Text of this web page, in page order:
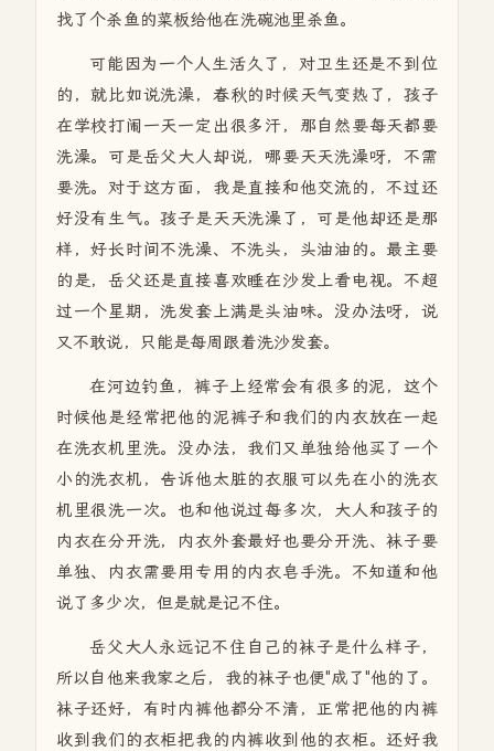
找了个杀鱼的菜板给他在洗碗池里杀鱼。
可能因为一个人生活久了，对卫生还是不到位
的，就比如说洗澡，春秋的时候天气变热了，孩子
在学校打闹一天一定出很多汗，那自然要每天都要
洗澡。可是岳父大人却说，哪要天天洗澡呀，不需
要洗。对于这方面，我是直接和他交流的，不过还
好没有生气。孩子是天天洗澡了，可是他却还是那
样，好长时间不洗澡、不洗头，头油油的。最主要
的是，岳父还是直接喜欢睡在沙发上看电视。不超
过一个星期，洗发套上满是头油味。没办法呀，说
又不敢说，只能是每周跟着洗沙发套。
在河边钓鱼，裤子上经常会有很多的泥，这个
时候他是经常把他的泥裤子和我们的内衣放在一起
在洗衣机里洗。没办法，我们又单独给他买了一个
小的洗衣机，告诉他太脏的衣服可以先在小的洗衣
机里很洗一次。也和他说过每多次，大人和孩子的
内衣在分开洗，内衣外套最好也要分开洗、袜子要
单独、内衣需要用专用的内衣皂手洗。不知道和他
说了多少次，但是就是记不住。
岳父大人永远记不住自己的袜子是什么样子，
所以自他来我家之后，我的袜子也便"成了"他的了。
袜子还好，有时内裤他都分不清，正常把他的内裤
收到我们的衣柜把我的内裤收到他的衣柜。还好我